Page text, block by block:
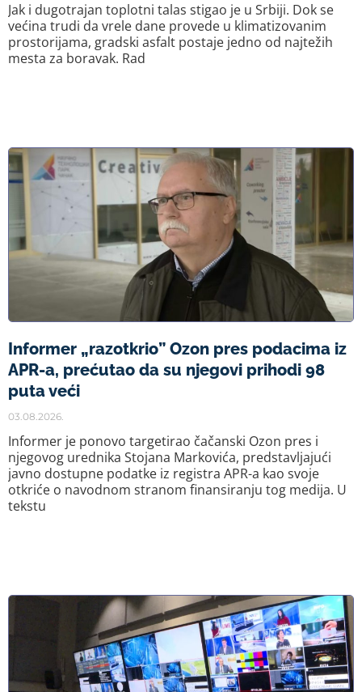
Jak i dugotrajan toplotni talas stigao je u Srbiji. Dok se
većina trudi da vrele dane provede u klimatizovanim
prostorijama, gradski asfalt postaje jedno od najtežih
mesta za boravak. Rad
Informer „razotkrio” Ozon pres podacima iz
APR-a, prećutao da su njegovi prihodi 98
puta veći
03.08.2026.
Informer je ponovo targetirao čačanski Ozon pres i
njegovog urednika Stojana Markovića, predstavljajući
javno dostupne podatke iz registra APR-a kao svoje
otkriće o navodnom stranom finansiranju tog medija. U
tekstu